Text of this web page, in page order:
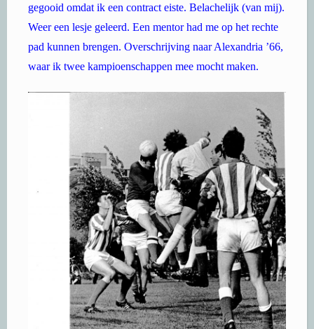
gegooid omdat ik een contract eiste. Belachelijk (van mij).
Weer een lesje geleerd. Een mentor had me op het rechte
pad kunnen brengen. Overschrijving naar Alexandria ’66,
waar ik twee kampioenschappen mee mocht maken.